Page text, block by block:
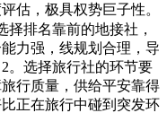
估，极具权势巨子性。
择排名靠前的地接社，
力强，线规划合理，导
。选择旅行社的环节要
行质量，供给平安靠得
正在旅行中碰到突发环